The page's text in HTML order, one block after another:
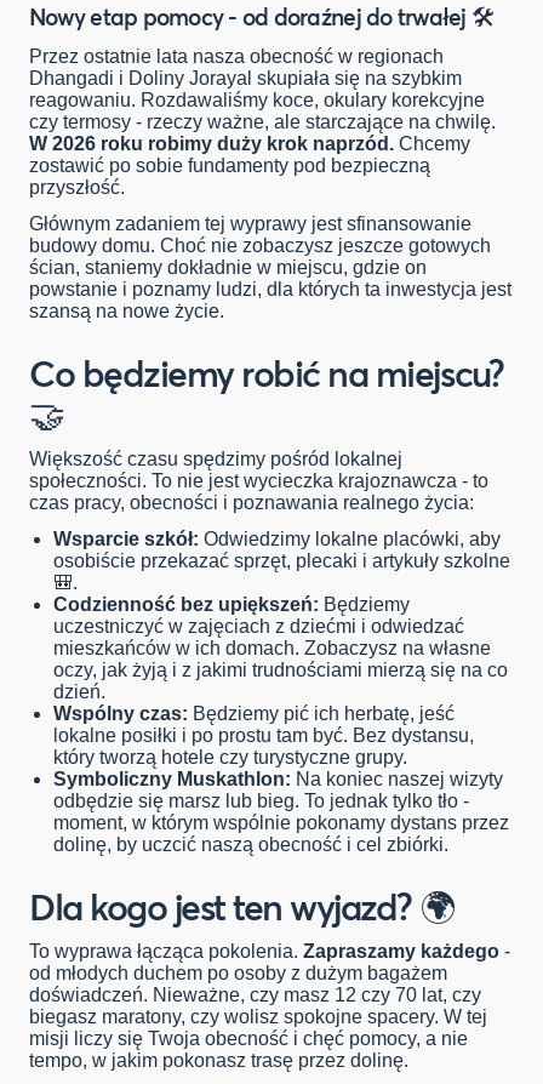
Nowy etap pomocy - od doraźnej do trwałej 🛠️
Przez ostatnie lata nasza obecność w regionach
Dhangadi i Doliny Jorayal skupiała się na szybkim
reagowaniu. Rozdawaliśmy koce, okulary korekcyjne
czy termosy - rzeczy ważne, ale starczające na chwilę.
W 2026 roku robimy duży krok naprzód. Chcemy
zostawić po sobie fundamenty pod bezpieczną
przyszłość.
Głównym zadaniem tej wyprawy jest sfinansowanie
budowy domu. Choć nie zobaczysz jeszcze gotowych
ścian, staniemy dokładnie w miejscu, gdzie on
powstanie i poznamy ludzi, dla których ta inwestycja jest
szansą na nowe życie.
Co będziemy robić na miejscu?
🤝
Większość czasu spędzimy pośród lokalnej
społeczności. To nie jest wycieczka krajoznawcza - to
czas pracy, obecności i poznawania realnego życia:
Wsparcie szkół: Odwiedzimy lokalne placówki, aby
osobiście przekazać sprzęt, plecaki i artykuły szkolne
🎒.
Codzienność bez upiększeń: Będziemy
uczestniczyć w zajęciach z dziećmi i odwiedzać
mieszkańców w ich domach. Zobaczysz na własne
oczy, jak żyją i z jakimi trudnościami mierzą się na co
dzień.
Wspólny czas: Będziemy pić ich herbatę, jeść
lokalne posiłki i po prostu tam być. Bez dystansu,
który tworzą hotele czy turystyczne grupy.
Symboliczny Muskathlon: Na koniec naszej wizyty
odbędzie się marsz lub bieg. To jednak tylko tło -
moment, w którym wspólnie pokonamy dystans przez
dolinę, by uczcić naszą obecność i cel zbiórki.
Dla kogo jest ten wyjazd? 🌍
To wyprawa łącząca pokolenia. Zapraszamy każdego -
od młodych duchem po osoby z dużym bagażem
doświadczeń. Nieważne, czy masz 12 czy 70 lat, czy
biegasz maratony, czy wolisz spokojne spacery. W tej
misji liczy się Twoja obecność i chęć pomocy, a nie
tempo, w jakim pokonasz trasę przez dolinę.